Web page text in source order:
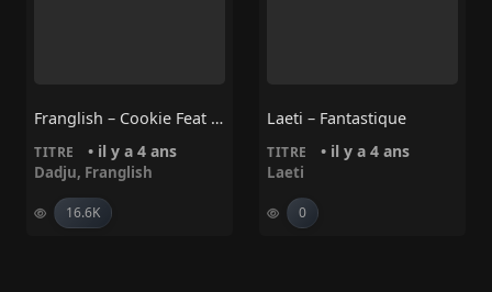
Franglish – Cookie Feat Dadju
TITRE • il y a 4 ans
Dadju, Franglish
16.6K
Laeti – Fantastique
TITRE • il y a 4 ans
Laeti
0